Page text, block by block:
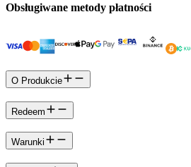
Obsługiwane metody płatności
O Produkcie
Redeem
Warunki